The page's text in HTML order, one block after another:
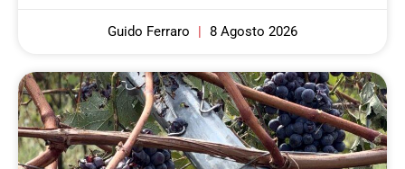
Guido Ferraro 8 Agosto 2026